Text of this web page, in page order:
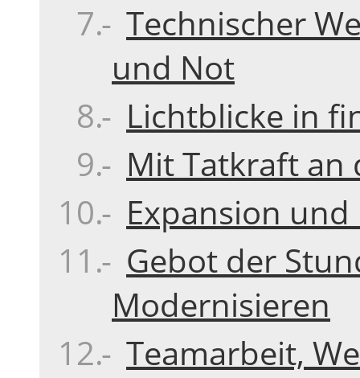
Technischer
und Not
Lichtblicke in
Mit Tatkraft an
Expansion
Gebot der
Modernisieren
Teamarbeit,